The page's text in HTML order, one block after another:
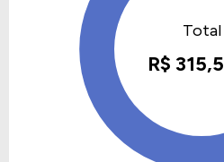
A empresa está listada na
setor de
Consumo Cíclicoe
Incorporações
Nos últimos 12 meses a
faturamento de R$ 1,11
no valor de R$ 99,00 Milhões.